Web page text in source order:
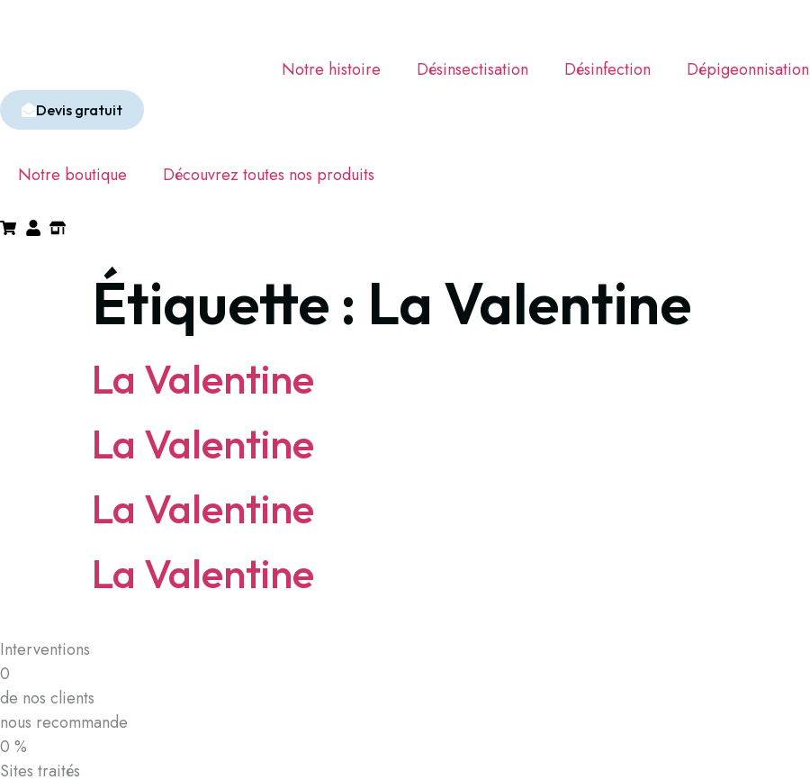
Notre histoire Désinsectisation Désinfection Dépigeonnisation
Devis gratuit
Notre boutique Découvrez toutes nos produits
Étiquette : La Valentine
La Valentine
La Valentine
La Valentine
La Valentine
Interventions
0
de nos clients
nous recommande
0 %
Sites traités